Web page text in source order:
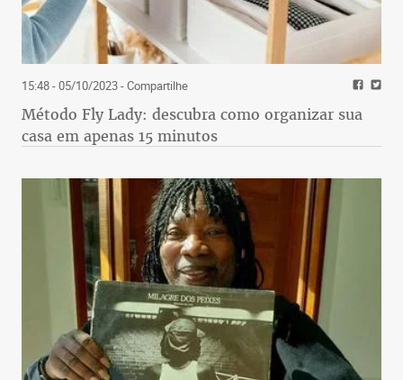
15:48 - 05/10/2023- Compartilhe
Método Fly Lady: descubra como organizar sua
casa em apenas 15 minutos